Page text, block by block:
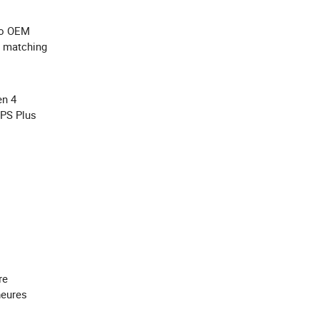
OEM
matching
4
Plus